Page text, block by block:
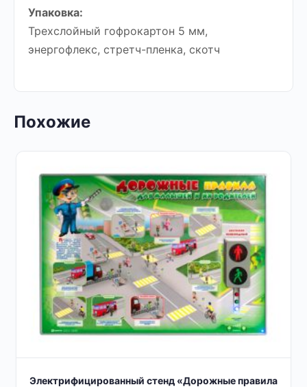
Упаковка:
Трехслойный гофрокартон 5 мм,
энергофлекс, стретч-пленка, скотч
Похожие
Электрифицированный стенд «Дорожные правила